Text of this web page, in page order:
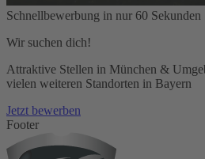
Schnellbewerbung in nur 60 Sekunden
Wir suchen dich!
Attraktive Stellen in München &
vielen weiteren Standorten in Bayern
Jetzt bewerben
Footer